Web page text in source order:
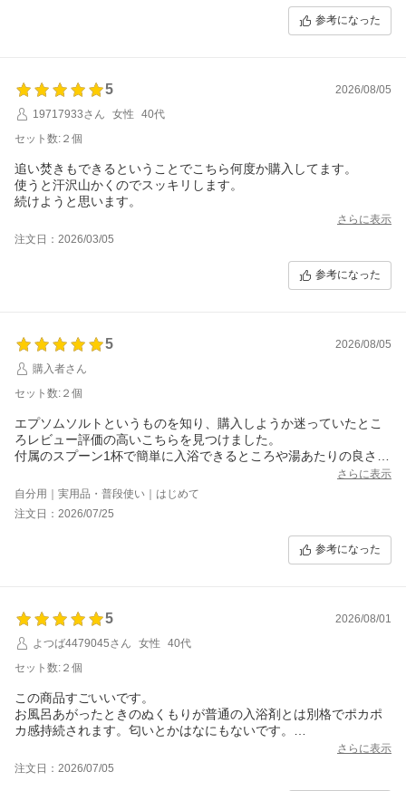
寒い時期にこそ、３つで2個プレゼントキャンペーンがあると嬉し
参考になった
5
2026/08/05
19717933さん
女性
40代
セット数:２個
追い焚きもできるということでこちら何度か購入してます。
使うと汗沢山かくのでスッキリします。
続けようと思います。
さらに表示
注文日：2026/03/05
参考になった
5
2026/08/05
購入者さん
セット数:２個
エプソムソルトというものを知り、購入しようか迷っていたとこ
ろレビュー評価の高いこちらを見つけました。
付属のスプーン1杯で簡単に入浴できるところや湯あたりの良さに
初めて使った日は発汗作用にびっくりしました。
こちらを使用しはじめて、夜とても眠くなるようになりました。
安眠できていると思います。
さらに表示
自分用｜実用品・普段使い｜はじめて
注文日：2026/07/25
参考になった
5
2026/08/01
よつば4479045さん
女性
40代
セット数:２個
この商品すごいいです。
お風呂あがったときのぬくもりが普通の入浴剤とは別格でポカポ
カ感持続されます。匂いとかはなにもないです。
お試しで友達にもらいよかったので、自分でも購入しました。毎
日のお風呂がたのしみです。
さらに表示
注文日：2026/07/05